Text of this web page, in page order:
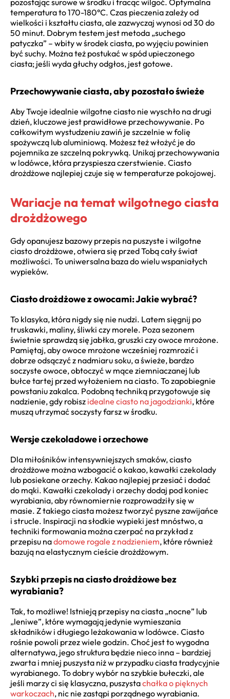
temperatura to 170-180°C. Czas pieczenia zależy od
wielkości i kształtu ciasta, ale zazwyczaj wynosi od 30 do
50 minut. Dobrym testem jest metoda „suchego
patyczka” – wbity w środek ciasta, po wyjęciu powinien
być suchy. Można też postukać w spód upieczonego
ciasta; jeśli wyda głuchy odgłos, jest gotowe.
Przechowywanie ciasta, aby pozostało świeże
Aby Twoje idealnie wilgotne ciasto nie wyschło na drugi
dzień, kluczowe jest prawidłowe przechowywanie. Po
całkowitym wystudzeniu zawiń je szczelnie w folię
spożywczą lub aluminiową. Możesz też włożyć je do
pojemnika ze szczelną pokrywką. Unikaj przechowywania
w lodówce, która przyspiesza czerstwienie. Ciasto
drożdżowe najlepiej czuje się w temperaturze pokojowej.
Wariacje na temat wilgotnego ciasta
drożdżowego
Gdy opanujesz bazowy przepis na puszyste i wilgotne
ciasto drożdżowe, otwiera się przed Tobą cały świat
możliwości. To uniwersalna baza do wielu wspaniałych
wypieków.
Ciasto drożdżowe z owocami: Jakie wybrać?
To klasyka, która nigdy się nie nudzi. Latem sięgnij po
truskawki, maliny, śliwki czy morele. Poza sezonem
świetnie sprawdzą się jabłka, gruszki czy owoce mrożone.
Pamiętaj, aby owoce mrożone wcześniej rozmrozić i
dobrze odsączyć z nadmiaru soku, a świeże, bardzo
soczyste owoce, obtoczyć w mące ziemniaczanej lub
bułce tartej przed wyłożeniem na ciasto. To zapobiegnie
powstaniu zakalca. Podobną techniką przygotowuje się
nadzienie, gdy robisz idealne ciasto na jagodzianki, które
muszą utrzymać soczysty farsz w środku.
Wersje czekoladowe i orzechowe
Dla miłośników intensywniejszych smaków, ciasto
drożdżowe można wzbogacić o kakao, kawałki czekolady
lub posiekane orzechy. Kakao najlepiej przesiać i dodać
do mąki. Kawałki czekolady i orzechy dodaj pod koniec
wyrabiania, aby równomiernie rozprowadziły się w
masie. Z takiego ciasta możesz tworzyć pyszne zawijańce
i strucle. Inspiracji na słodkie wypieki jest mnóstwo, a
techniki formowania można czerpać na przykład z
przepisu nadomowe rogale z nadzieniem, które również
bazują na elastycznym cieście drożdżowym.
Szybki przepis na ciasto drożdżowe bez
wyrabiania?
Tak, to możliwe! Istnieją przepisy na ciasta „nocne” lub
„leniwe”, które wymagają jedynie wymieszania
składników i długiego leżakowania w lodówce. Ciasto
rośnie powoli przez wiele godzin. Choć jest to wygodna
alternatywa, jego struktura będzie nieco inna – bardziej
zwarta i mniej puszysta niż w przypadku ciasta tradycyjnie
wyrabianego. To dobry wybór na szybkie bułeczki, ale
jeśli marzy ci się klasyczna, puszystachałka o pięknych
warkoczach, nic nie zastąpi porządnego wyrabiania.